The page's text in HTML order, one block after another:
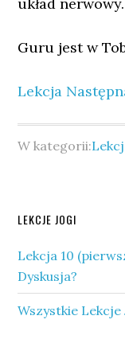
Guru jest w
Lekcja
W kategorii:
Pierwszy
panel
boczny
LEKCJE JOGI
Lekcja 10
Dyskusja?
Wszystkie Lekcje